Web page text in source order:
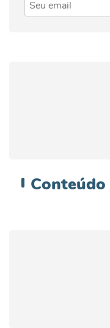
Conteúdo